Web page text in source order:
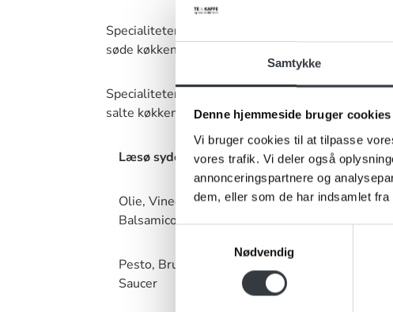
Samtykke
Denne hjemmeside bruger cookies
Vi bruger cookies til at tilpasse
vores trafik. Vi deler også
annonceringspartnere og
dem, eller som de har indsamlet
Nødvendig
Specialiteter – det
søde køkken
Specialiteter – det
salte køkken
Læsø sydesalt
Olie, Vineddike og
Balsamico
Pesto, Bruschetta &
Saucer